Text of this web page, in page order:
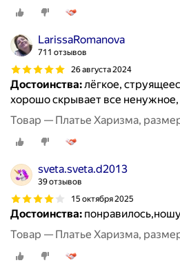
LarissaRomanova
711 отзывов
26 августа 2024
Достоинства:лёгкое,
хорошо скрывает все ненужное,
Товар — Платье
sveta.sveta.d2013
39 отзывов
15 октября 2025
Достоинства:
Товар — Платье